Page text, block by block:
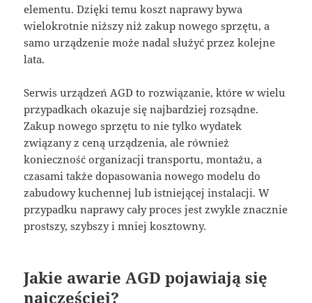
elementu. Dzięki temu koszt naprawy bywa
wielokrotnie niższy niż zakup nowego sprzętu, a
samo urządzenie może nadal służyć przez kolejne
lata.
Serwis urządzeń AGD to rozwiązanie, które w wielu
przypadkach okazuje się najbardziej rozsądne.
Zakup nowego sprzętu to nie tylko wydatek
związany z ceną urządzenia, ale również
konieczność organizacji transportu, montażu, a
czasami także dopasowania nowego modelu do
zabudowy kuchennej lub istniejącej instalacji. W
przypadku naprawy cały proces jest zwykle znacznie
prostszy, szybszy i mniej kosztowny.
Jakie awarie AGD pojawiają się
najczęściej?